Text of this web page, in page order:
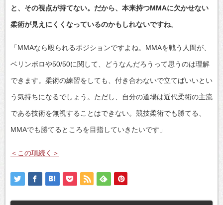
と、その視点が持てない。だから、本来持つMMAに欠かせない
柔術が見えにくくなっているのかもしれないですね。
「MMAなら殴られるポジションですよね。MMAを戦う人間が、
ベリンボロや50/50に関して、どうなんだろうって思うのは理解
できます。柔術の練習をしても、付き合わないで立てばいいとい
う気持ちになるでしょう。ただし、自分の道場は近代柔術の主流
である技術を無視することはできない。競技柔術でも勝てる、
MMAでも勝てるところを目指していきたいです」
＜この項続く＞